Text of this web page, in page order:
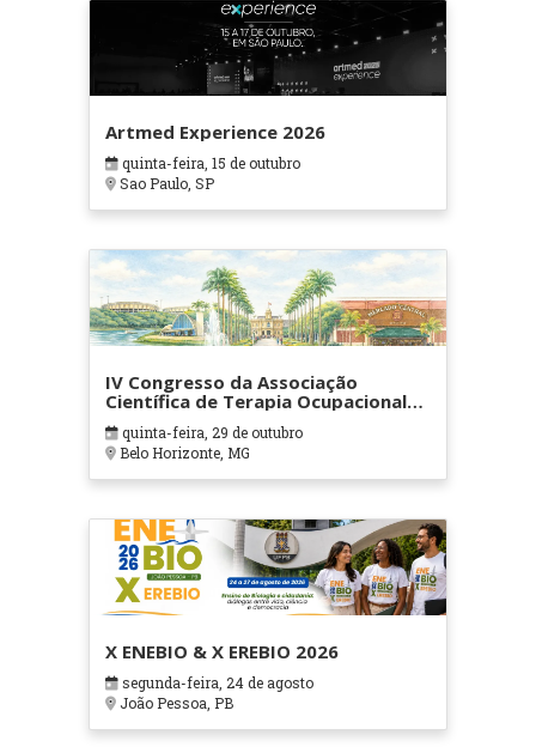
Artmed Experience 2026
quinta-feira, 15 de outubro
Sao Paulo, SP
IV Congresso da Associação
Científica de Terapia Ocupacional
em Contextos Hospitalares e
Cuidados Paliativos - ATOHOSP
quinta-feira, 29 de outubro
Belo Horizonte, MG
X ENEBIO & X EREBIO 2026
segunda-feira, 24 de agosto
João Pessoa, PB